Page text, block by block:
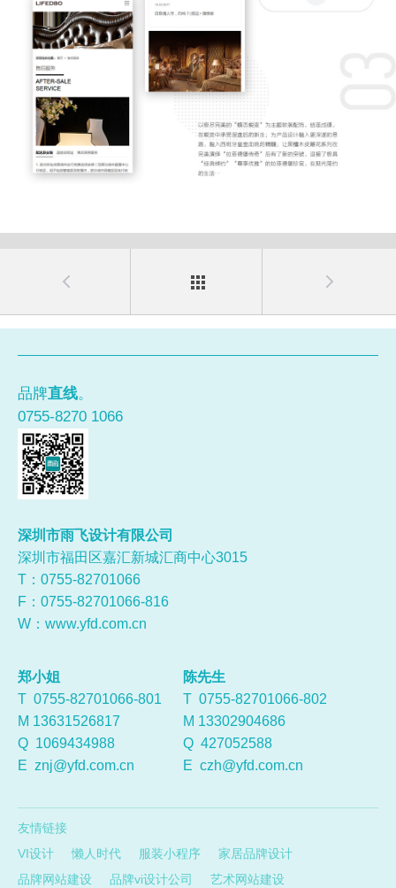
品牌直线。
0755-8270 1066
深圳市雨飞设计有限公司
深圳市福田区嘉汇新城汇商中心3015
T：0755-82701066
F：0755-82701066-816
W： www.yfd.com.cn
郑小姐
T 0755-82701066-801
M 13631526817
Q 1069434988
E znj@yfd.com.cn
陈先生
T 0755-82701066-802
M 13302904686
Q 427052588
E czh@yfd.com.cn
友情链接
VI设计
懒人时代 服装小程序
家居品牌设计
品牌网站建设
品牌vi设计公司 艺术网站建设